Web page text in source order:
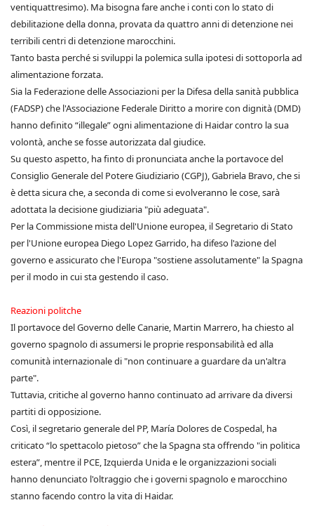
ventiquattresimo). Ma bisogna fare anche i conti con lo stato di
debilitazione della donna, provata da quattro anni di detenzione nei
terribili centri di detenzione marocchini.
Tanto basta perché si sviluppi la polemica sulla ipotesi di sottoporla ad
alimentazione forzata.
Sia la Federazione delle Associazioni per la Difesa della sanità pubblica
(FADSP) che l'Associazione Federale Diritto a morire con dignità (DMD)
hanno definito “illegale” ogni alimentazione di Haidar contro la sua
volontà, anche se fosse autorizzata dal giudice.
Su questo aspetto, ha finto di pronunciata anche la portavoce del
Consiglio Generale del Potere Giudiziario (CGPJ), Gabriela Bravo, che si
è detta sicura che, a seconda di come si evolveranno le cose, sarà
adottata la decisione giudiziaria "più adeguata".
Per la Commissione mista dell'Unione europea, il Segretario di Stato
per l'Unione europea Diego Lopez Garrido, ha difeso l'azione del
governo e assicurato che l'Europa "sostiene assolutamente" la Spagna
per il modo in cui sta gestendo il caso.
Reazioni politche
Il portavoce del Governo delle Canarie, Martin Marrero, ha chiesto al
governo spagnolo di assumersi le proprie responsabilità ed alla
comunità internazionale di "non continuare a guardare da un'altra
parte".
Tuttavia, critiche al governo hanno continuato ad arrivare da diversi
partiti di opposizione.
Così, il segretario generale del PP, María Dolores de Cospedal, ha
criticato “lo spettacolo pietoso” che la Spagna sta offrendo "in politica
estera”, mentre il PCE, Izquierda Unida e le organizzazioni sociali
hanno denunciato l'oltraggio che i governi spagnolo e marocchino
stanno facendo contro la vita di Haidar.